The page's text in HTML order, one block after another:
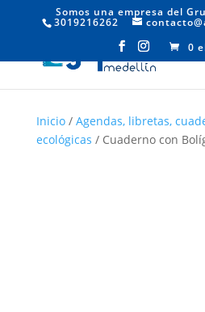
Somos una empresa del
3019216262
0
Inicio/ Agendas, libretas,
ecológicas / Cuaderno con